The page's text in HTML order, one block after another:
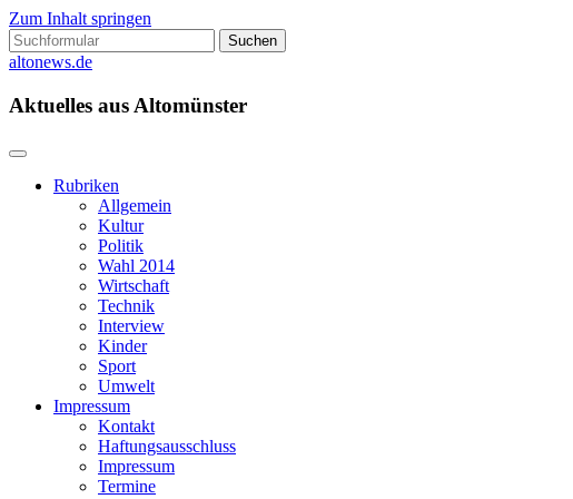
Zum Inhalt springen
Suchen
nach:
altonews.de
Aktuelles aus Altomünster
Rubriken
Allgemein
Kultur
Politik
Wahl 2014
Wirtschaft
Technik
Interview
Kinder
Sport
Umwelt
Impressum
Kontakt
Haftungsausschluss
Impressum
Termine